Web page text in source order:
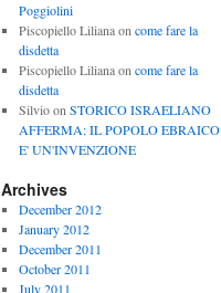
Poggiolini
Piscopiello Lilianaon come fare la
disdetta
Piscopiello Lilianaon come fare la
disdetta
Silvioon STORICO ISRAELIANO
AFFERMA: IL POPOLO EBRAICO
E' UN'INVENZIONE
Archives
December 2012
January 2012
December 2011
October 2011
July 2011